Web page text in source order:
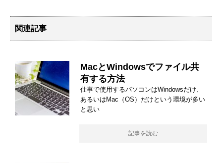
関連記事
MacとWindowsでファイル共
有する方法
仕事で使用するパソコンはWindowsだけ、
あるいはMac（OS）だけという環境が多い
と思い
記事を読む